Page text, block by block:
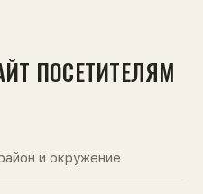
ПОСЕТИТЕЛЯМ
и окружение